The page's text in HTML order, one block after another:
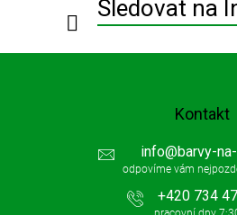
Sledovat na
Kontakt
info@barvy-
+420 734